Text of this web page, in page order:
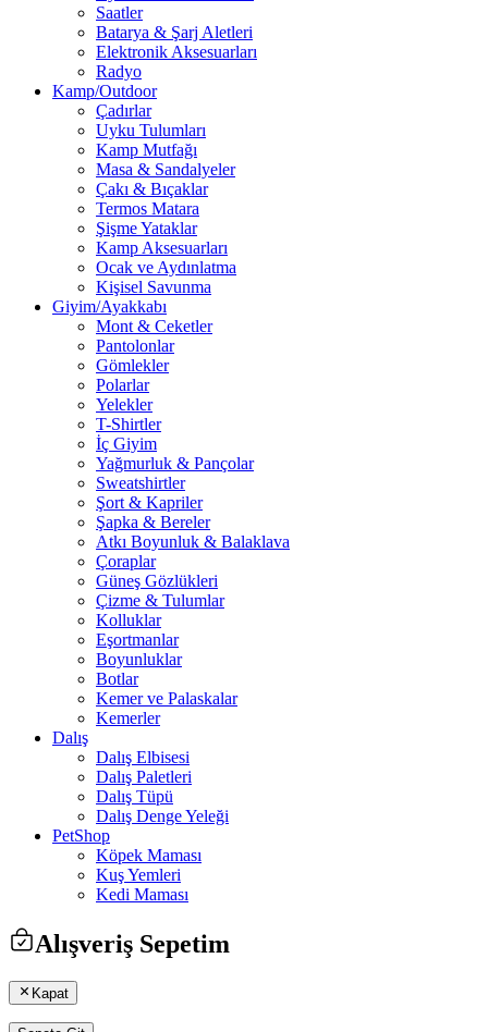
Saatler
Batarya & Şarj Aletleri
Elektronik Aksesuarları
Radyo
Kamp/Outdoor
Çadırlar
Uyku Tulumları
Kamp Mutfağı
Masa & Sandalyeler
Çakı & Bıçaklar
Termos Matara
Şişme Yataklar
Kamp Aksesuarları
Ocak ve Aydınlatma
Kişisel Savunma
Giyim/Ayakkabı
Mont & Ceketler
Pantolonlar
Gömlekler
Polarlar
Yelekler
T-Shirtler
İç Giyim
Yağmurluk & Pançolar
Sweatshirtler
Şort & Kapriler
Şapka & Bereler
Atkı Boyunluk & Balaklava
Çoraplar
Güneş Gözlükleri
Çizme & Tulumlar
Kolluklar
Eşortmanlar
Boyunluklar
Botlar
Kemer ve Palaskalar
Kemerler
Dalış
Dalış Elbisesi
Dalış Paletleri
Dalış Tüpü
Dalış Denge Yeleği
PetShop
Köpek Maması
Kuş Yemleri
Kedi Maması
Alışveriş Sepetim
Kapat